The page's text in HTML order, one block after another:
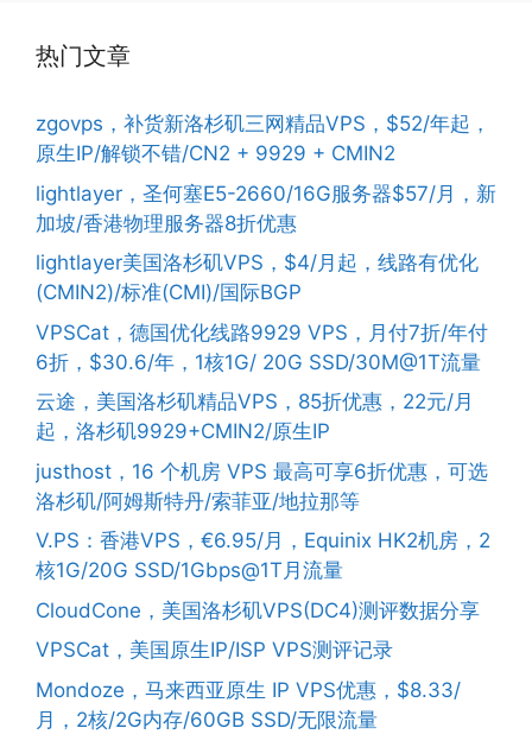
热门文章
zgovps，补货新洛杉矶三网精品VPS，$52/年起，
原生IP/解锁不错/CN2 + 9929 + CMIN2
lightlayer，圣何塞E5-2660/16G服务器$57/月，新
加坡/香港物理服务器8折优惠
lightlayer美国洛杉矶VPS，$4/月起，线路有优化
(CMIN2)/标准(CMI)/国际BGP
VPSCat，德国优化线路9929 VPS，月付7折/年付
6折，$30.6/年，1核1G/ 20G SSD/30M@1T流量
云途，美国洛杉矶精品VPS，85折优惠，22元/月
起，洛杉矶9929+CMIN2/原生IP
justhost，16 个机房 VPS 最高可享6折优惠，可选
洛杉矶/阿姆斯特丹/索菲亚/地拉那等
V.PS：香港VPS，€6.95/月，Equinix HK2机房，2
核1G/20G SSD/1Gbps@1T月流量
CloudCone，美国洛杉矶VPS(DC4)测评数据分享
VPSCat，美国原生IP/ISP VPS测评记录
Mondoze，马来西亚原生 IP VPS优惠，$8.33/
月，2核/2G内存/60GB SSD/无限流量